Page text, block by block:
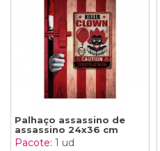
Palhaço assassino de
assassino 24x36 cm
Pacote: 1 ud